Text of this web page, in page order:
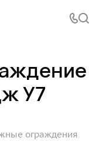
У7
ограждения